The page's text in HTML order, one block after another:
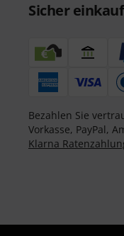
Sicher
Bezahlen Sie
Vorkasse, PayPal,
Klarna